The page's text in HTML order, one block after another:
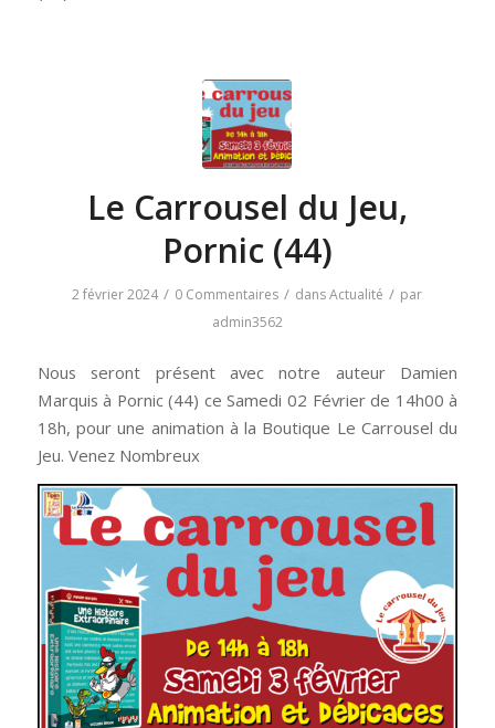
Le Carrousel du Jeu,
Pornic (44)
2 février 2024 / 0 Commentaires / dansActualité / par
admin3562
Nous seront présent avec notre auteur Damien
Marquis à Pornic (44) ce Samedi 02 Février de 14h00 à
18h, pour une animation à la Boutique Le Carrousel du
Jeu. Venez Nombreux